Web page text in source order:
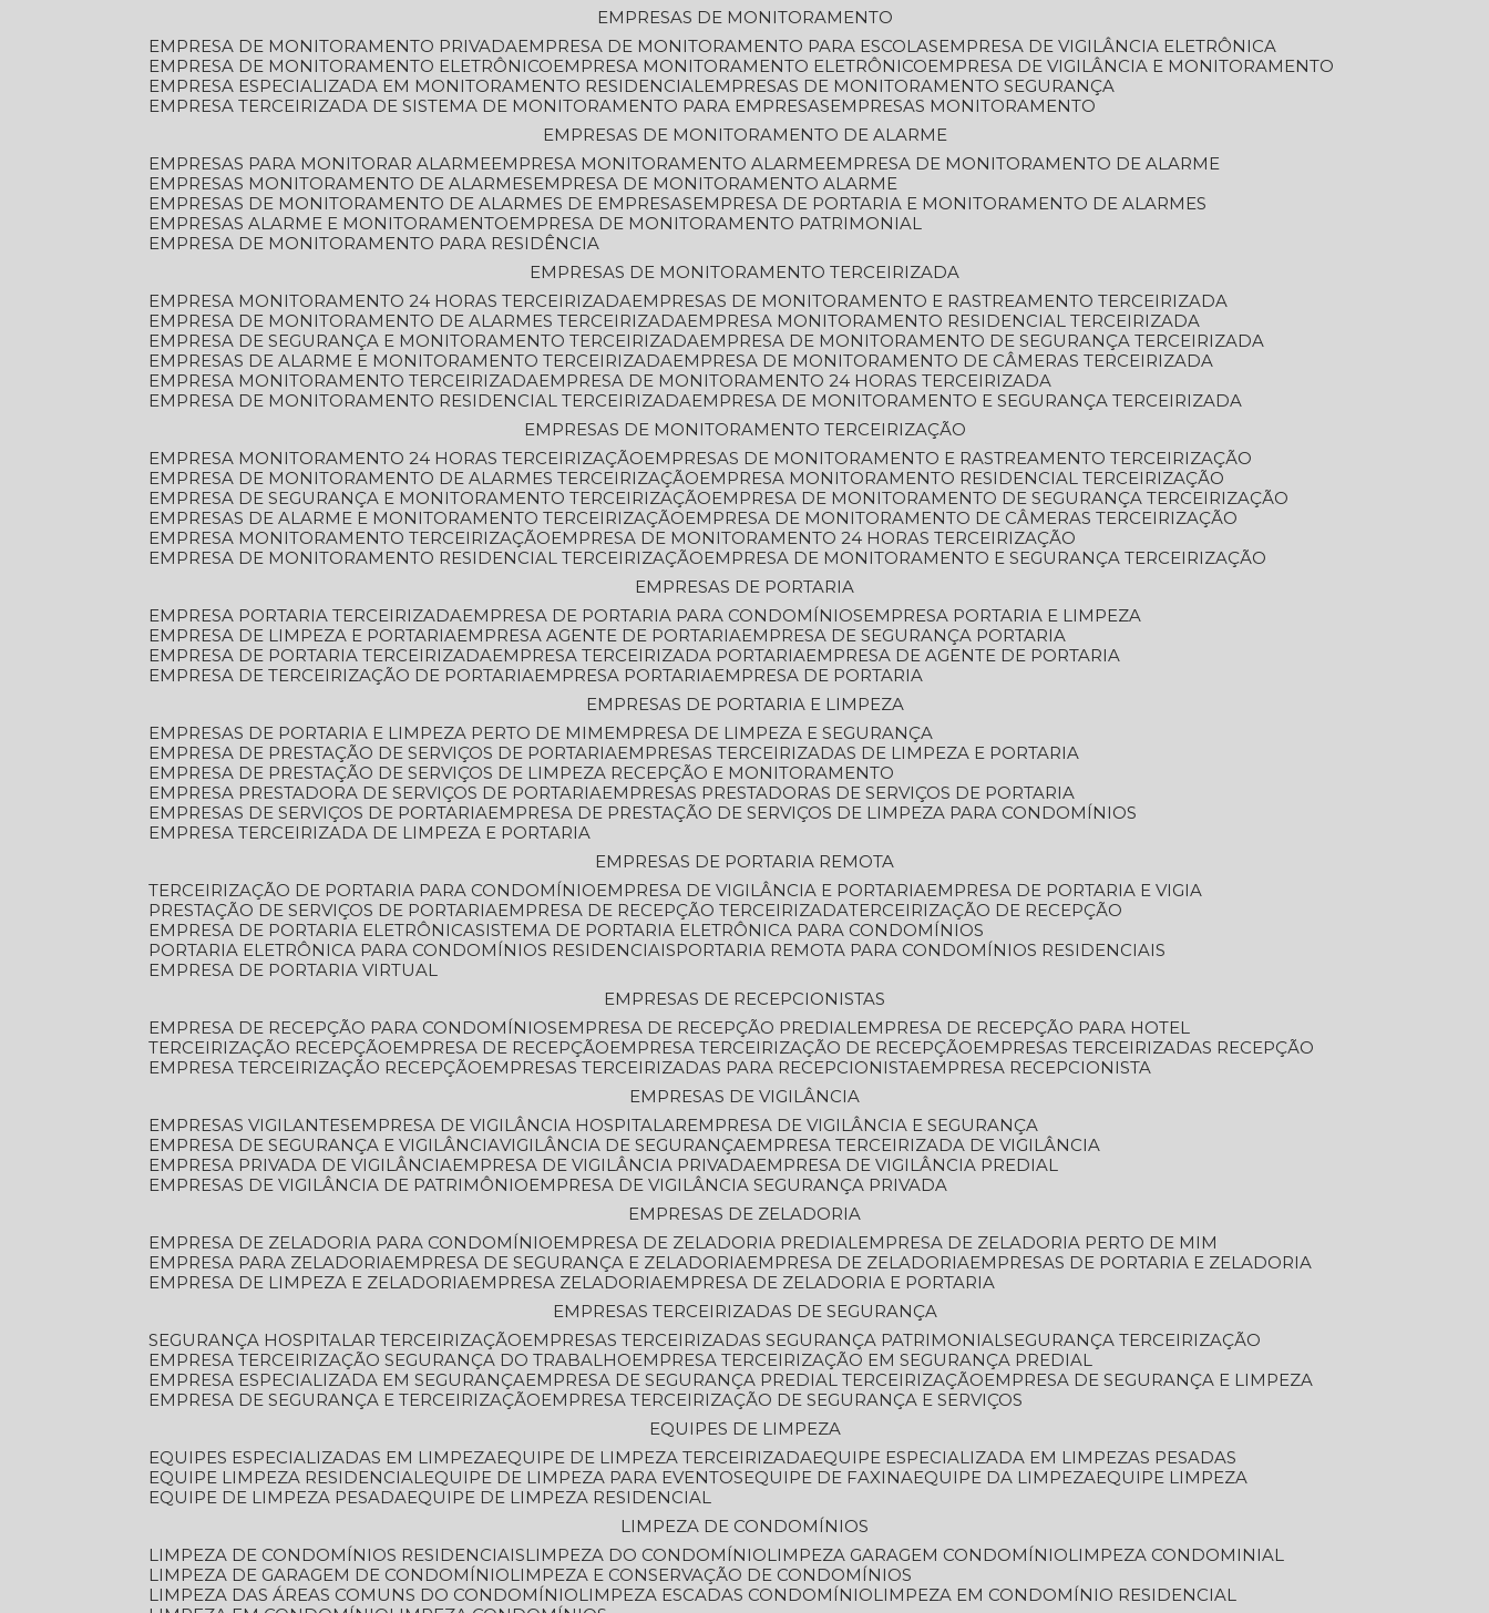
EMPRESAS DE MONITORAMENTO
EMPRESA DE MONITORAMENTO PRIVADA
EMPRESA DE MONITORAMENTO PARA ESCOLAS
EMPRESA DE VIGILÂNCIA ELETRÔNICA
EMPRESA DE MONITORAMENTO ELETRÔNICO
EMPRESA MONITORAMENTO ELETRÔNICO
EMPRESA DE VIGILÂNCIA E MONITORAMENTO
EMPRESA ESPECIALIZADA EM MONITORAMENTO RESIDENCIAL
EMPRESAS DE MONITORAMENTO SEGURANÇA
EMPRESA TERCEIRIZADA DE SISTEMA DE MONITORAMENTO PARA EMPRESAS
EMPRESAS MONITORAMENTO
EMPRESAS DE MONITORAMENTO DE ALARME
EMPRESAS PARA MONITORAR ALARME
EMPRESA MONITORAMENTO ALARME
EMPRESA DE MONITORAMENTO DE ALARME
EMPRESAS MONITORAMENTO DE ALARMES
EMPRESA DE MONITORAMENTO ALARME
EMPRESAS DE MONITORAMENTO DE ALARMES DE EMPRESAS
EMPRESA DE PORTARIA E MONITORAMENTO DE ALARMES
EMPRESAS ALARME E MONITORAMENTO
EMPRESA DE MONITORAMENTO PATRIMONIAL
EMPRESA DE MONITORAMENTO PARA RESIDÊNCIA
EMPRESAS DE MONITORAMENTO TERCEIRIZADA
EMPRESA MONITORAMENTO 24 HORAS TERCEIRIZADA
EMPRESAS DE MONITORAMENTO E RASTREAMENTO TERCEIRIZADA
EMPRESA DE MONITORAMENTO DE ALARMES TERCEIRIZADA
EMPRESA MONITORAMENTO RESIDENCIAL TERCEIRIZADA
EMPRESA DE SEGURANÇA E MONITORAMENTO TERCEIRIZADA
EMPRESA DE MONITORAMENTO DE SEGURANÇA TERCEIRIZADA
EMPRESAS DE ALARME E MONITORAMENTO TERCEIRIZADA
EMPRESA DE MONITORAMENTO DE CÂMERAS TERCEIRIZADA
EMPRESA MONITORAMENTO TERCEIRIZADA
EMPRESA DE MONITORAMENTO 24 HORAS TERCEIRIZADA
EMPRESA DE MONITORAMENTO RESIDENCIAL TERCEIRIZADA
EMPRESA DE MONITORAMENTO E SEGURANÇA TERCEIRIZADA
EMPRESAS DE MONITORAMENTO TERCEIRIZAÇÃO
EMPRESA MONITORAMENTO 24 HORAS TERCEIRIZAÇÃO
EMPRESAS DE MONITORAMENTO E RASTREAMENTO TERCEIRIZAÇÃO
EMPRESA DE MONITORAMENTO DE ALARMES TERCEIRIZAÇÃO
EMPRESA MONITORAMENTO RESIDENCIAL TERCEIRIZAÇÃO
EMPRESA DE SEGURANÇA E MONITORAMENTO TERCEIRIZAÇÃO
EMPRESA DE MONITORAMENTO DE SEGURANÇA TERCEIRIZAÇÃO
EMPRESAS DE ALARME E MONITORAMENTO TERCEIRIZAÇÃO
EMPRESA DE MONITORAMENTO DE CÂMERAS TERCEIRIZAÇÃO
EMPRESA MONITORAMENTO TERCEIRIZAÇÃO
EMPRESA DE MONITORAMENTO 24 HORAS TERCEIRIZAÇÃO
EMPRESA DE MONITORAMENTO RESIDENCIAL TERCEIRIZAÇÃO
EMPRESA DE MONITORAMENTO E SEGURANÇA TERCEIRIZAÇÃO
EMPRESAS DE PORTARIA
EMPRESA PORTARIA TERCEIRIZADA
EMPRESA DE PORTARIA PARA CONDOMÍNIOS
EMPRESA PORTARIA E LIMPEZA
EMPRESA DE LIMPEZA E PORTARIA
EMPRESA AGENTE DE PORTARIA
EMPRESA DE SEGURANÇA PORTARIA
EMPRESA DE PORTARIA TERCEIRIZADA
EMPRESA TERCEIRIZADA PORTARIA
EMPRESA DE AGENTE DE PORTARIA
EMPRESA DE TERCEIRIZAÇÃO DE PORTARIA
EMPRESA PORTARIA
EMPRESA DE PORTARIA
EMPRESAS DE PORTARIA E LIMPEZA
EMPRESAS DE PORTARIA E LIMPEZA PERTO DE MIM
EMPRESA DE LIMPEZA E SEGURANÇA
EMPRESA DE PRESTAÇÃO DE SERVIÇOS DE PORTARIA
EMPRESAS TERCEIRIZADAS DE LIMPEZA E PORTARIA
EMPRESA DE PRESTAÇÃO DE SERVIÇOS DE LIMPEZA RECEPÇÃO E MONITORAMENTO
EMPRESA PRESTADORA DE SERVIÇOS DE PORTARIA
EMPRESAS PRESTADORAS DE SERVIÇOS DE PORTARIA
EMPRESAS DE SERVIÇOS DE PORTARIA
EMPRESA DE PRESTAÇÃO DE SERVIÇOS DE LIMPEZA PARA CONDOMÍNIOS
EMPRESA TERCEIRIZADA DE LIMPEZA E PORTARIA
EMPRESAS DE PORTARIA REMOTA
TERCEIRIZAÇÃO DE PORTARIA PARA CONDOMÍNIO
EMPRESA DE VIGILÂNCIA E PORTARIA
EMPRESA DE PORTARIA E VIGIA
PRESTAÇÃO DE SERVIÇOS DE PORTARIA
EMPRESA DE RECEPÇÃO TERCEIRIZADA TERCEIRIZAÇÃO DE RECEPÇÃO
EMPRESA DE PORTARIA ELETRÔNICA SISTEMA DE PORTARIA ELETRÔNICA PARA CONDOMÍNIOS
PORTARIA ELETRÔNICA PARA CONDOMÍNIOS RESIDENCIAIS
PORTARIA REMOTA PARA CONDOMÍNIOS RESIDENCIAIS
EMPRESA DE PORTARIA VIRTUAL
EMPRESAS DE RECEPCIONISTAS
EMPRESA DE RECEPÇÃO PARA CONDOMÍNIOS
EMPRESA DE RECEPÇÃO PREDIAL
EMPRESA DE RECEPÇÃO PARA HOTEL
TERCEIRIZAÇÃO RECEPÇÃO
EMPRESA DE RECEPÇÃO EMPRESA TERCEIRIZAÇÃO DE RECEPÇÃO
EMPRESAS TERCEIRIZADAS RECEPÇÃO
EMPRESA TERCEIRIZAÇÃO RECEPÇÃO
EMPRESAS TERCEIRIZADAS PARA RECEPCIONISTA
EMPRESA RECEPCIONISTA
EMPRESAS DE VIGILÂNCIA
EMPRESAS VIGILANTES
EMPRESA DE VIGILÂNCIA HOSPITALAR
EMPRESA DE VIGILÂNCIA E SEGURANÇA
EMPRESA DE SEGURANÇA E VIGILÂNCIA VIGILÂNCIA DE SEGURANÇA
EMPRESA TERCEIRIZADA DE VIGILÂNCIA
EMPRESA PRIVADA DE VIGILÂNCIA
EMPRESA DE VIGILÂNCIA PRIVADA
EMPRESA DE VIGILÂNCIA PREDIAL
EMPRESAS DE VIGILÂNCIA DE PATRIMÔNIO
EMPRESA DE VIGILÂNCIA SEGURANÇA PRIVADA
EMPRESAS DE ZELADORIA
EMPRESA DE ZELADORIA PARA CONDOMÍNIO
EMPRESA DE ZELADORIA PREDIAL
EMPRESA DE ZELADORIA PERTO DE MIM
EMPRESA PARA ZELADORIA
EMPRESA DE SEGURANÇA E ZELADORIA EMPRESA DE ZELADORIA
EMPRESAS DE PORTARIA E ZELADORIA
EMPRESA DE LIMPEZA E ZELADORIA
EMPRESA ZELADORIA
EMPRESA DE ZELADORIA E PORTARIA
EMPRESAS TERCEIRIZADAS DE SEGURANÇA
SEGURANÇA HOSPITALAR TERCEIRIZAÇÃO
EMPRESAS TERCEIRIZADAS SEGURANÇA PATRIMONIAL SEGURANÇA TERCEIRIZAÇÃO
EMPRESA TERCEIRIZAÇÃO SEGURANÇA DO TRABALHO
EMPRESA TERCEIRIZAÇÃO EM SEGURANÇA PREDIAL
EMPRESA ESPECIALIZADA EM SEGURANÇA
EMPRESA DE SEGURANÇA PREDIAL TERCEIRIZAÇÃO
EMPRESA DE SEGURANÇA E LIMPEZA
EMPRESA DE SEGURANÇA E TERCEIRIZAÇÃO
EMPRESA TERCEIRIZAÇÃO DE SEGURANÇA E SERVIÇOS
EQUIPES DE LIMPEZA
EQUIPES ESPECIALIZADAS EM LIMPEZA EQUIPE DE LIMPEZA TERCEIRIZADA EQUIPE ESPECIALIZADA EM LIMPEZAS PESADAS
EQUIPE LIMPEZA RESIDENCIAL EQUIPE DE LIMPEZA PARA EVENTOS EQUIPE DE FAXINA EQUIPE DA LIMPEZA EQUIPE LIMPEZA
EQUIPE DE LIMPEZA PESADA EQUIPE DE LIMPEZA RESIDENCIAL
LIMPEZA DE CONDOMÍNIOS
LIMPEZA DE CONDOMÍNIOS RESIDENCIAIS
LIMPEZA DO CONDOMÍNIO LIMPEZA GARAGEM CONDOMÍNIO
LIMPEZA CONDOMINIAL
LIMPEZA DE GARAGEM DE CONDOMÍNIO
LIMPEZA E CONSERVAÇÃO DE CONDOMÍNIOS
LIMPEZA DAS ÁREAS COMUNS DO CONDOMÍNIO
LIMPEZA ESCADAS CONDOMÍNIO
LIMPEZA EM CONDOMÍNIO RESIDENCIAL